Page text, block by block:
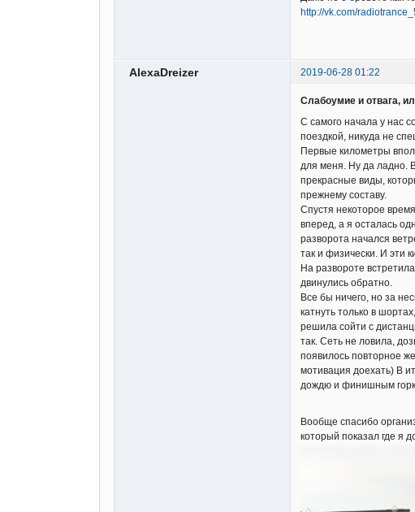
http://vk.com/
AlexaDreizer 2019-06-28 01:22
Слабоумие и отвага,
С самого начала у нас
поездкой, никуда не
Первые километры
для меня. Ну да ладно.
прекрасные виды,
прежнему составу.
Спустя некоторое
вперед, а я осталась
разворота начался
так и физически. И эти
На развороте
двинулись обратно.
Все бы ничего, но за
катнуть только в
решила сойти с
так. Сеть не ловила,
появилось повторное
мотивация доехать) В
дождю и финишным
Вообще спасибо
который показал где я